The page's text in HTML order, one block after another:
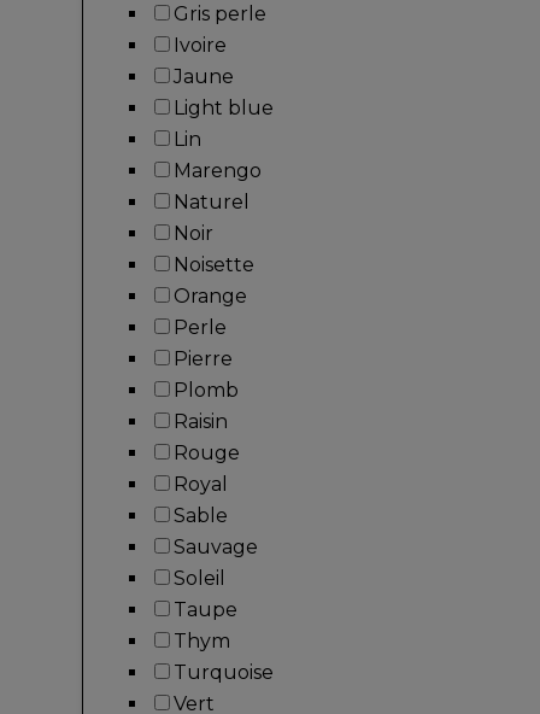
Gris perle
Ivoire
Jaune
Light blue
Lin
Marengo
Naturel
Noir
Noisette
Orange
Perle
Pierre
Plomb
Raisin
Rouge
Royal
Sable
Sauvage
Soleil
Taupe
Thym
Turquoise
Vert